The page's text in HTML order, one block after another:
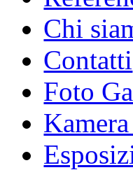
Chi
Contatti
Foto